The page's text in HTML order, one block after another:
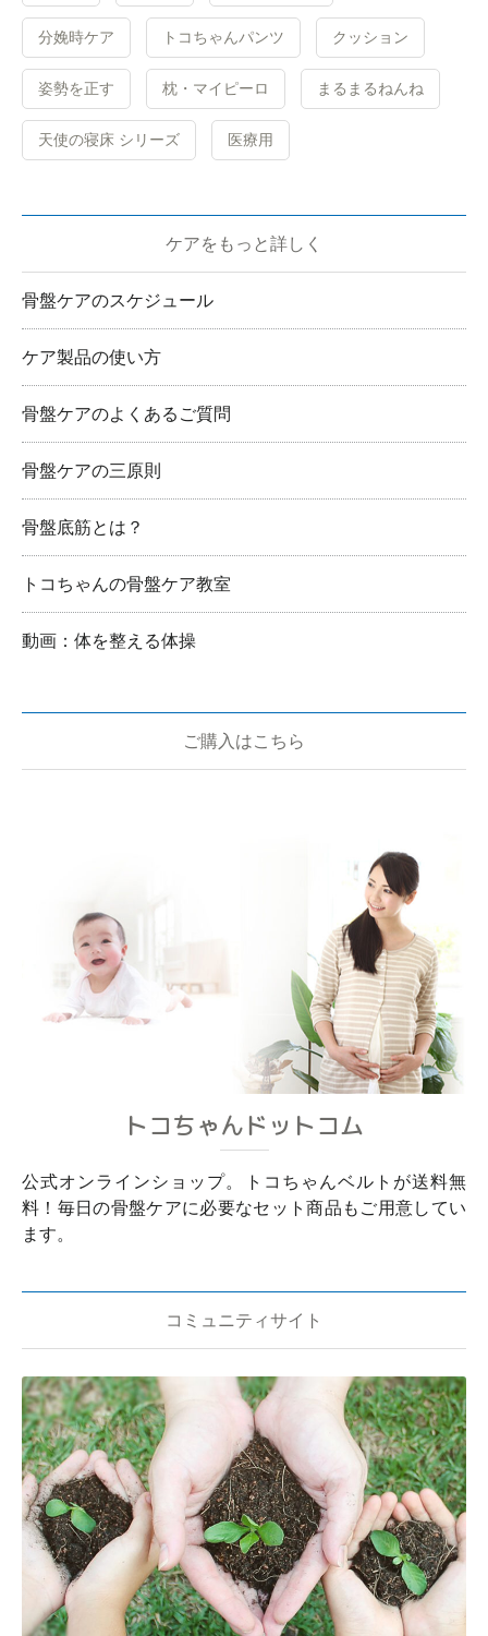
分娩時ケア トコちゃんパンツ クッション
姿勢を正す 枕・マイピーロ まるまるねんね
天使の寝床 シリーズ 医療用
ケアをもっと詳しく
骨盤ケアのスケジュール
ケア製品の使い方
骨盤ケアのよくあるご質問
骨盤ケアの三原則
骨盤底筋とは？
トコちゃんの骨盤ケア教室
動画：体を整える体操
ご購入はこちら
トコちゃんドットコム
公式オンラインショップ。トコちゃんベルトが送料無
料！毎日の骨盤ケアに必要なセット商品もご用意してい
ます。
コミュニティサイト